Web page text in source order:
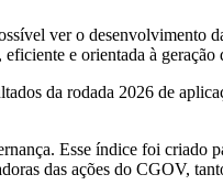
ver o desenvolvimento
e orientada à
da rodada 2026 de
Esse índice foi criado
das ações do CGOV,